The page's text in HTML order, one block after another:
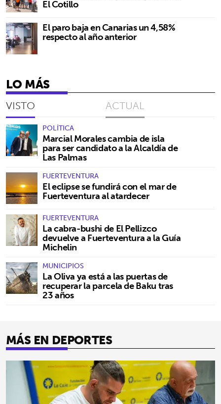
El Cotillo
El paro baja en Canarias un 4,58%
respecto al año anterior
LO MÁS
VISTO ACTUAL
POLÍTICA
Marcial Morales cambia de isla
para ser candidato a la Alcaldía de
Las Palmas
FUERTEVENTURA
El eclipse se fundirá con el mar de
Fuerteventura al atardecer
FUERTEVENTURA
La cabra-bushi de El Pellizco
devuelve a Fuerteventura a la Guía
Michelin
MUNICIPIOS
La Oliva ya está a las puertas de
recuperar la parcela de Baku tras
23 años
MÁS EN DEPORTES